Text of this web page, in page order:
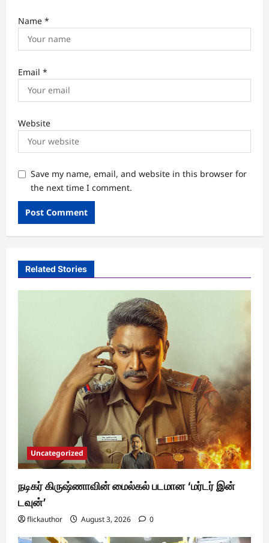
Name *
Email *
Website
Save my name, email, and website in this browser for
the next time I comment.
Related Stories
Uncategorized
நடிகர் கிருஷ்ணாவின் மைல்கல் படமான ‘மர்டர் இன்
டவுன்’
flickauthor August 3, 2026 0